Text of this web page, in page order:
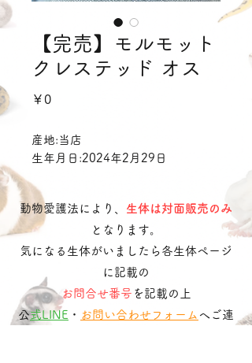
【完売】モルモット
クレステッド オス
￥0価
産地:当店
生年月日:2024年2月29日
動物愛護法により、 生体は対面販売のみ
となります。
気になる生体がいましたら各生体ページ
に記載の
お問合せ番号 を記載の上
​公式LINE ・ お問い合わせフォーム へご連